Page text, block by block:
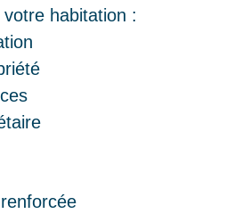
votre habitation :